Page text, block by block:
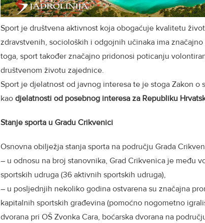
Sport je društvena aktivnost koja obogaćuje kvalitetu
zdravstvenih, socioloških i odgojnih učinaka ima
toga, sport također značajno pridonosi poticanju
društvenom životu zajednice.
Sport je djelatnost od javnog interesa te je stoga Zakon
kao djelatnosti od posebnog interesa za Republiku
Stanje sporta u Gradu Crikvenici
Osnovna obilježja stanja sporta na području Grada
– u odnosu na broj stanovnika, Grad Crikvenica je među
sportskih udruga (36 aktivnih sportskih udruga),
– u posljednjih nekoliko godina ostvarena su značajna
kapitalnih sportskih građevina (pomoćno nogometno
dvorana pri OŠ Zvonka Cara, boćarska dvorana na